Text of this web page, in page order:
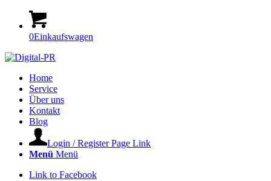
0Einkaufswagen
Home
Service
Über uns
Kontakt
Blog
Login / Register Page Link
Menü Menü
Link to Facebook